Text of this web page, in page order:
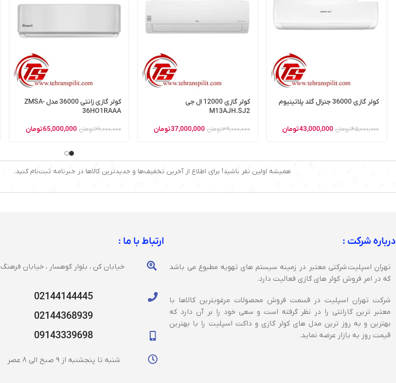
کولر گازی 36000 جنرال گلد پلاتینیوم
45,000,000تومان 43,000,000تومان
کولر گازی 12000 ال جی
M13AJH.SJ2
39,000,000تومان 37,000,000تومان
کولر گازی زانتی 36000 مدل ZMSA-
36HO1RAAA
66,000,000تومان 65,000,000تومان
همیشه اولین نفر باشید! برای اطلاع از آخرین تخفیف‌ها و جدیدترین کالاها در خبرنامه ثبت‌نام کنید.
درباره شرکت :
تهران اسپلیت شرکتی معتبر در زمینه سیستم های تهویه مطبوع می باشد
که در امر فروش کولر های گازی فعالیت دارد.
شرکت تهران اسپلیت در قسمت فروش محصولات مرغوبترین کالاها با
معتبر ترین گارانتی را در نظر گرفته است و سعی خود را بر آن دارد که
بهترین و به روز ترین مدل های کولر گازی و داکت اسپلیت را با بهترین
قیمت روز به بازار عرضه نماید.
ارتباط با ما :
خیابان کن ، بلوار کوهسار ، خیابان فرهنگ
02144144445
02144368939
09143339698
شنبه تا پنجشنبه از 9 صبح الی 8 عصر